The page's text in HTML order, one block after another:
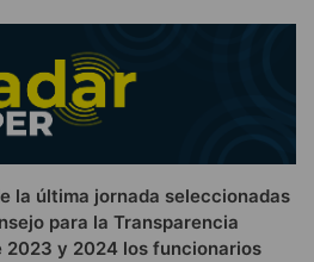
la última jornada seleccionadas
para la Transparencia
2023 y 2024 los funcionarios